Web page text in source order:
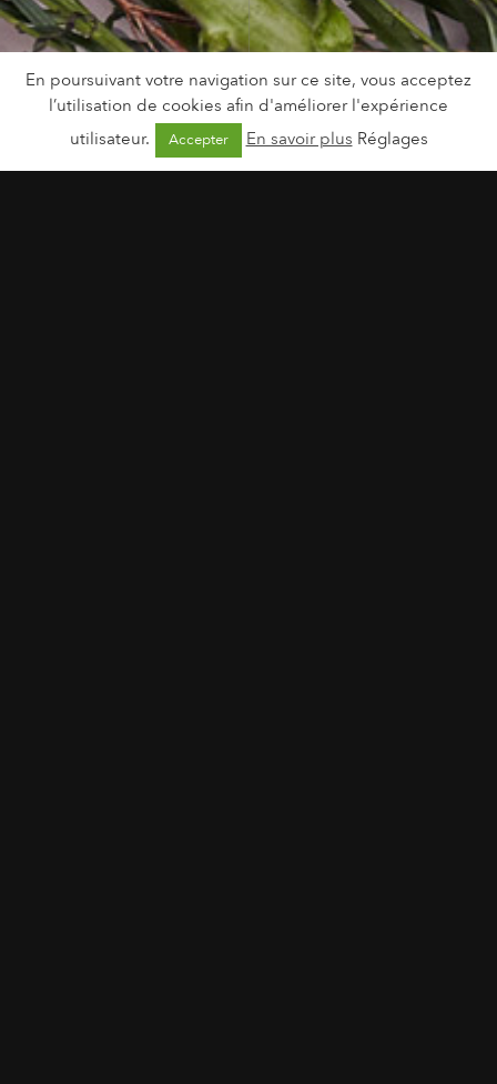
En poursuivant votre navigation sur ce site, vous acceptez
l’utilisation de cookies afin d'améliorer l'expérience
utilisateur.
Accepter En savoir plus Réglages